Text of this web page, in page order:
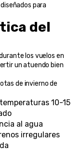
para
del
los vuelos en
un atuendo bien
de invierno de
10-15
al agua
irregulares